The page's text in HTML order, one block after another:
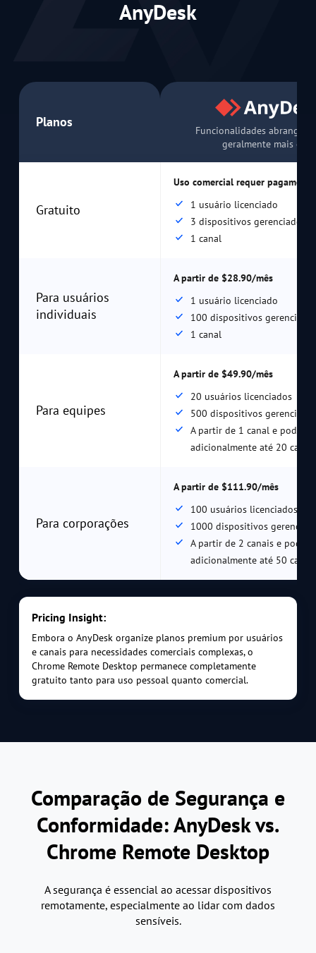
AnyDesk
Planos
Funcionalidades
geralmente mais caro.
Gratuito
Uso comercial requer
1 usuário licenciado
3 dispositivos gerenciados
1 canal
Para usuários
individuais
A partir de $28.90/mês
1 usuário licenciado
100 dispositivos
1 canal
Para equipes
A partir de $49.90/mês
20 usuários licenciados
500 dispositivos
A partir de 1 canal e pode
adicionalmente até 20 canais
Para corporações
A partir de $111.90/mês
100 usuários licenciados
1000 dispositivos
A partir de 2 canais e pode
adicionalmente até 50 canais
Pricing Insight:
Embora o AnyDesk organize planos premium por usuários
e canais para necessidades comerciais complexas, o
Chrome Remote Desktop permanece completamente
gratuito tanto para uso pessoal quanto comercial.
Comparação de Segurança e
Conformidade: AnyDesk vs.
Chrome Remote Desktop
A segurança é essencial ao acessar dispositivos
remotamente, especialmente ao lidar com dados
sensíveis.